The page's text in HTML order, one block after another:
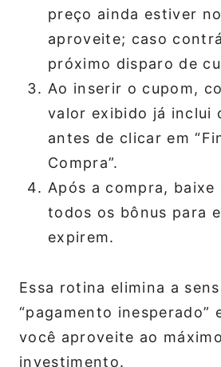
preço ainda estiver no
aproveite; caso
próximo disparo de
Ao inserir o cupom,
valor exibido já inclui
antes de clicar em
Compra”.
Após a compra,
todos os bônus para
expirem.
Essa rotina elimina a
“pagamento inesperado”
você aproveite ao
investimento.